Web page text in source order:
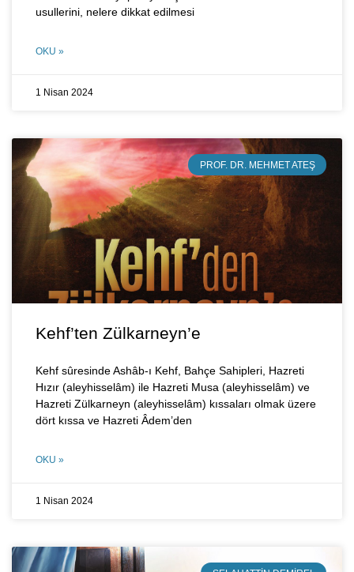
usullerini, nelere dikkat edilmesi
OKU »
1 Nisan 2024
PROF. DR. MEHMET ATEŞ
Kehf’ten Zülkarneyn’e
Kehf sûresinde Ashâb-ı Kehf, Bahçe Sahipleri, Hazreti
Hızır (aleyhisselâm) ile Hazreti Musa (aleyhisselâm) ve
Hazreti Zülkarneyn (aleyhisselâm) kıssaları olmak üzere
dört kıssa ve Hazreti Âdem’den
OKU »
1 Nisan 2024